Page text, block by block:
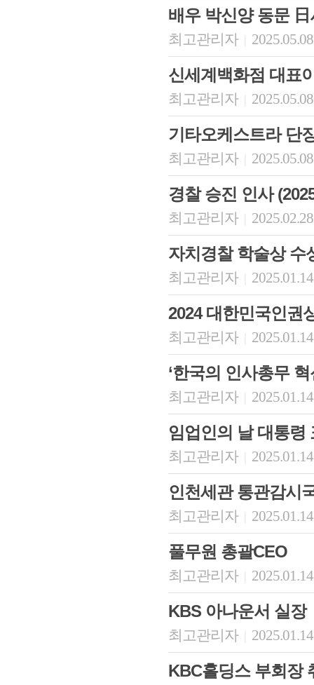
배우 박신양 동문
최고관리자
신세계백화점 대표
최고관리자
기타오케스트라 단
최고관리자
경찰 승진 인사
최고관리자
자치경찰 학술상 수
최고관리자
2024 대한민국인권
최고관리자
‘한국의 인사총무
최고관리자
임업인의 날 대통령
최고관리자
인천세관 통관감시
최고관리자
풀무원 총괄CEO
최고관리자
KBS 아나운서 실장
최고관리자
KBC홀딩스 부회장